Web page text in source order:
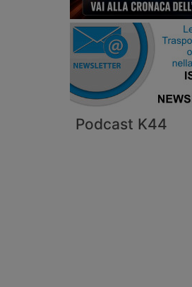
Podcast K44